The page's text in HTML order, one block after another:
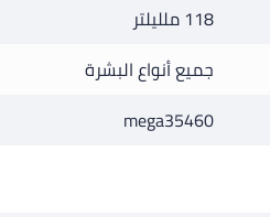
118 ملليلتر
جميع أنواع البشرة
mega35460